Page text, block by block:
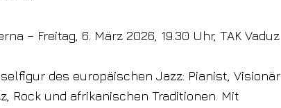
– Freitag, 6. März 2026, 19.30 Uhr, TAK Vaduz
des europäischen Jazz: Pianist, Visionär
Rock und afrikanischen Traditionen. Mit